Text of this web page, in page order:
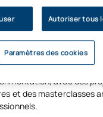
en génie
complète dans le
vous serez
civil.
grâce àdes
avec des
et des masterclasses
Autoriser tous
Paramètres des cookies